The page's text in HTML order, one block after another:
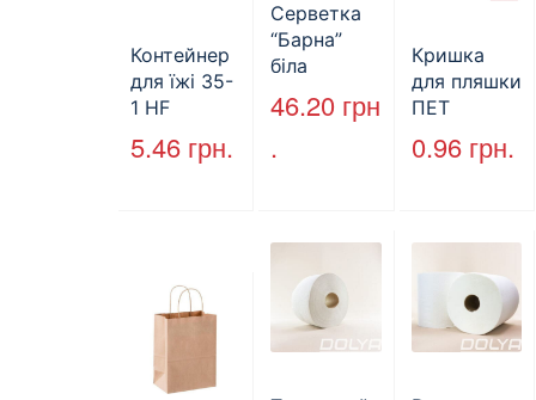
Контейнер
для їжі 35-
1 HF
227*127*85
мм
5.46 грн.
Серветка
“Барна”
біла
PAPERO
500 шт (6/
46.20 грн
.
Кришка
для пляшки
ПЕТ
стандарт
(КВ-28мм),
0.96 грн.